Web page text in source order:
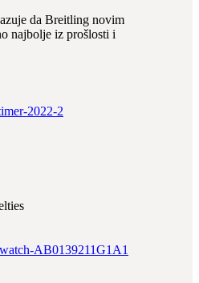
da Breitling novim
najbolje iz prošlosti i